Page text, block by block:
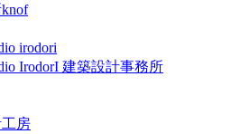
irodori
IrodorI 建築設計事務所
房